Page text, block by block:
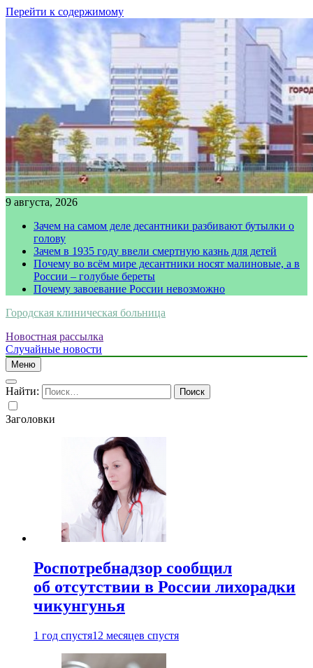
Перейти к содержимому
9 августа, 2026
Зачем на самом деле десантники разбивают бутылки о
голову
Зачем в 1935 году ввели смертную казнь для детей
Почему во всём мире десантники носят малиновые, а в
России – голубые береты
Почему завоевание России невозможно
Городская клиническая больница
Новостная рассылка
Случайные новости
Меню
Найти:
Заголовки
Роспотребнадзор сообщил
об отсутствии в России лихорадки
чикунгунья
1 год спустя12 месяцев спустя